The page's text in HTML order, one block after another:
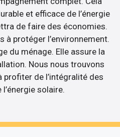
et efficace de l’énergie
de faire des économies.
à protéger l’environnement.
du ménage. Elle assure la
Nous nous trouvons
profiter de l’intégralité des
solaire.